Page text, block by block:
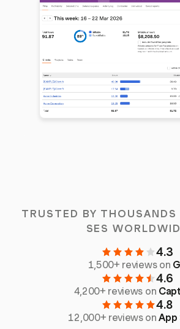
TRUSTED BY THOUSANDS
SES
4.3
1,500+ reviews on
4.6
4,200+ reviews on
4.8
12,000+ reviews onApp